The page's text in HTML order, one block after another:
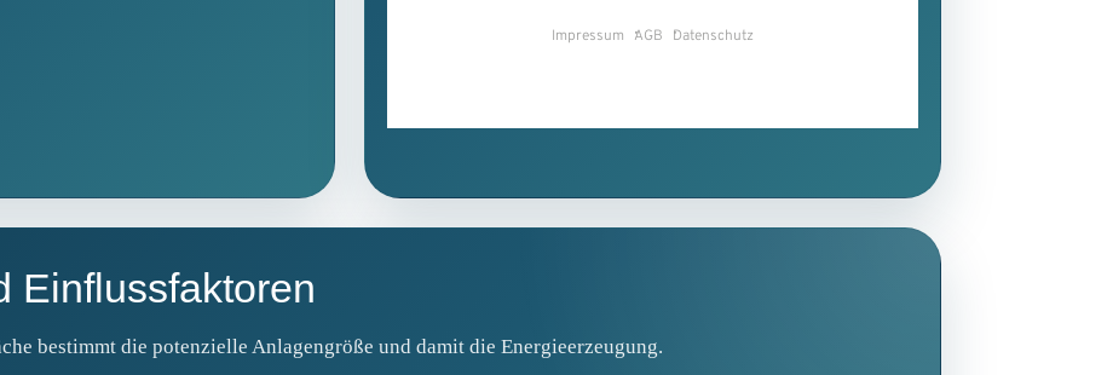
Einflussfaktoren
bestimmt die potenzielle Anlagengröße und damit die Energieerzeugung.